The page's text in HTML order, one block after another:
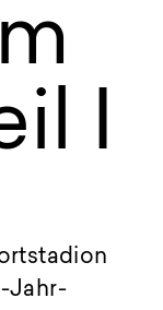
I
Jahr-